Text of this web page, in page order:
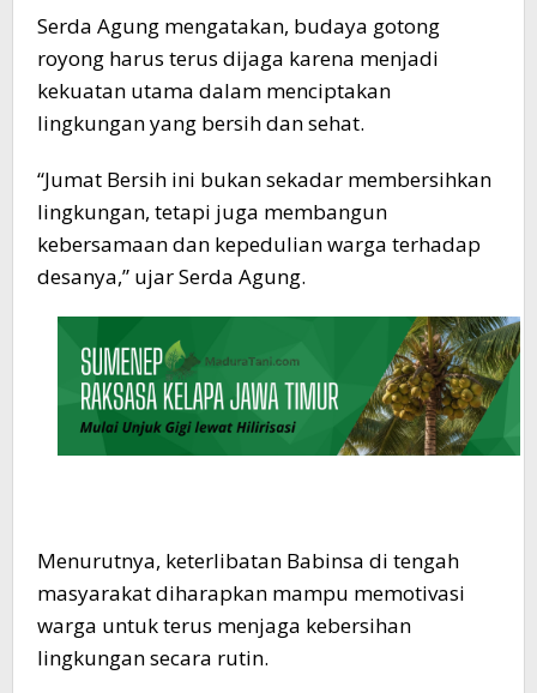
Serda Agung mengatakan, budaya gotong
royong harus terus dijaga karena menjadi
kekuatan utama dalam menciptakan
lingkungan yang bersih dan sehat.
“Jumat Bersih ini bukan sekadar membersihkan
lingkungan, tetapi juga membangun
kebersamaan dan kepedulian warga terhadap
desanya,” ujar Serda Agung.
Menurutnya, keterlibatan Babinsa di tengah
masyarakat diharapkan mampu memotivasi
warga untuk terus menjaga kebersihan
lingkungan secara rutin.